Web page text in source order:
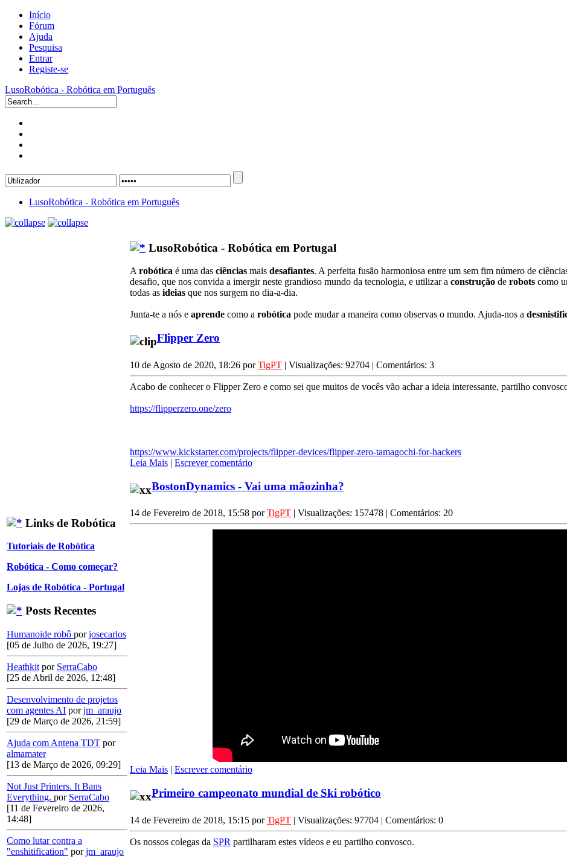
Início
Fórum
Ajuda
Pesquisa
Entrar
Registe-se
LusoRobótica - Robótica em Português
LusoRobótica - Robótica em Português
Links de Robótica
Tutoriais de Robótica
Robótica - Como começar?
Lojas de Robótica - Portugal
Posts Recentes
Humanoide robô porjosecarlos
[05 de Julho de 2026, 19:27]
Heathkit por SerraCabo
[25 de Abril de 2026, 12:48]
Desenvolvimento de projetos
com agentes AI porjm_araujo
[29 de Março de 2026, 21:59]
Ajuda com Antena TDT por
almamater
[13 de Março de 2026, 09:29]
Not Just Printers. It Bans
Everything. por SerraCabo
[11 de Fevereiro de 2026,
14:48]
Como lutar contra a
"enshitification" porjm_araujo
LusoRobótica - Robótica em Portugal
Arobótica é uma das ciências mais desafiantes. A perfeita fusão harmoniosa entre um sem fim número de
desafio, que nos convida a imergir neste grandioso mundo da tecnologia, e utilizar a construção de robots como
todas as ideias que nos surgem no dia-a-dia.
Junta-te a nós e aprende como a robótica pode mudar a maneira como observas o mundo. Ajuda-nos a
Flipper Zero
10 de Agosto de 2020, 18:26 porTigPT | Visualizações: 92704 | Comentários: 3
Acabo de conhecer o Flipper Zero e como sei que muitos de vocês vão achar a ideia interessante, partilho
https://flipperzero.one/zero
https://www.kickstarter.com/projects/flipper-devices/flipper-zero-tamagochi-for-hackers
Leia Mais | Escrever comentário
BostonDynamics - Vai uma mãozinha?
14 de Fevereiro de 2018, 15:58 porTigPT | Visualizações: 157478 | Comentários: 20
Leia Mais | Escrever comentário
Primeiro campeonato mundial de Ski robótico
14 de Fevereiro de 2018, 15:15 porTigPT | Visualizações: 97704 | Comentários: 0
Os nossos colegas da SPR partilharam estes vídeos e eu partilho convosco.